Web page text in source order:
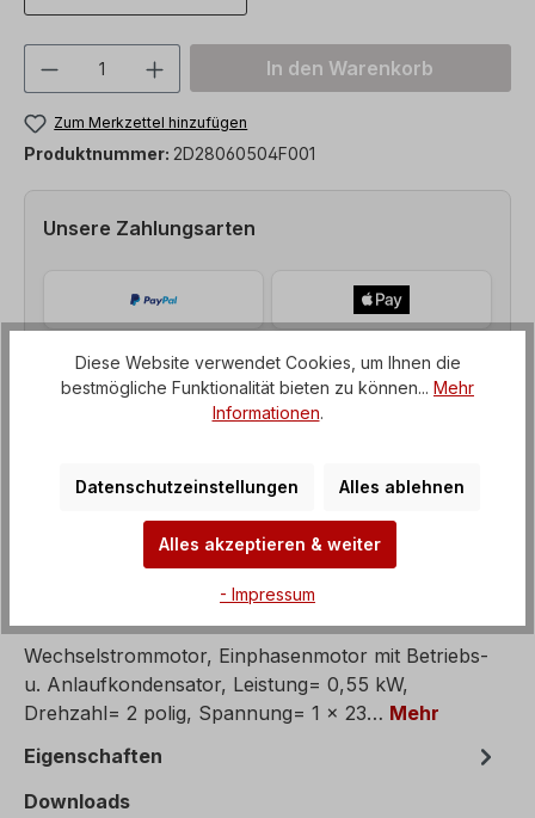
Produkt Anzahl: Gib denIn den Warenkorb
Zum Merkzettel hinzufügen
Produktnummer: 2D28060504F001
Unsere Zahlungsarten
Wechselstrommotor, Einphasenmotor mit Betriebs-
u. Anlaufkondensator, Leistung= 0,55 kW,
Drehzahl= 2 polig, Spannung= 1 x 23… Mehr
Eigenschaften
Downloads
Diese Website verwendet Cookies, um Ihnen die
bestmögliche Funktionalität bieten zu können... Mehr
Informationen.
Datenschutzeinstellungen Alles ablehnen
Alles akzeptieren & weiter
- Impressum